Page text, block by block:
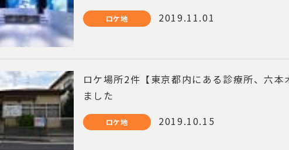
ロケ地 2019.11.01
ロケ場所2件【東京都内にある診療所、六
ました
ロケ地 2019.10.15